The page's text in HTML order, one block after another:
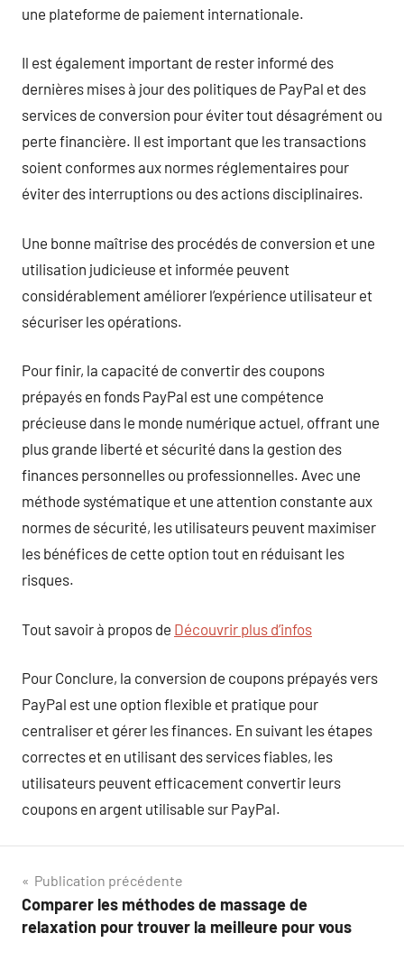
une plateforme de paiement internationale.
Il est également important de rester informé des
dernières mises à jour des politiques de PayPal et des
services de conversion pour éviter tout désagrément ou
perte financière. Il est important que les transactions
soient conformes aux normes réglementaires pour
éviter des interruptions ou des actions disciplinaires.
Une bonne maîtrise des procédés de conversion et une
utilisation judicieuse et informée peuvent
considérablement améliorer l’expérience utilisateur et
sécuriser les opérations.
Pour finir, la capacité de convertir des coupons
prépayés en fonds PayPal est une compétence
précieuse dans le monde numérique actuel, offrant une
plus grande liberté et sécurité dans la gestion des
finances personnelles ou professionnelles. Avec une
méthode systématique et une attention constante aux
normes de sécurité, les utilisateurs peuvent maximiser
les bénéfices de cette option tout en réduisant les
risques.
Tout savoir à propos de Découvrir plus d’infos
Pour Conclure, la conversion de coupons prépayés vers
PayPal est une option flexible et pratique pour
centraliser et gérer les finances. En suivant les étapes
correctes et en utilisant des services fiables, les
utilisateurs peuvent efficacement convertir leurs
coupons en argent utilisable sur PayPal.
Navigation
de
Publication précédente
Comparer les méthodes de massage de
relaxation pour trouver la meilleure pour vous